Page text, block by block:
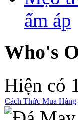
ấm áp
Who's
Hiện có
Cách Thức Mua Hàng